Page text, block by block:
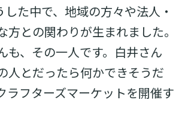
た中で、地域の方々や法人・
との関わりが生まれました。
も、その一人です。白井さん
人とだったら何かできそうだ
ラフターズマーケットを開催す